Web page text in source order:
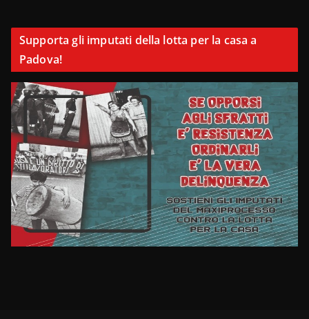
Supporta gli imputati della lotta per la casa a
Padova!